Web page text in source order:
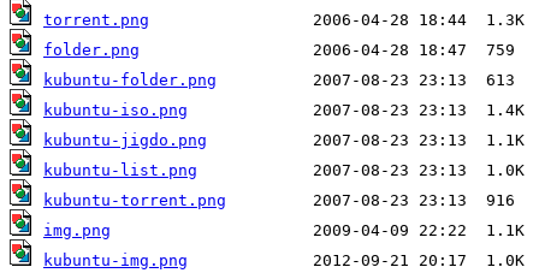
torrent.png
folder.png
kubuntu-folder.png
kubuntu-iso.png
kubuntu-jigdo.png
kubuntu-list.png
kubuntu-torrent.png
img.png
kubuntu-img.png